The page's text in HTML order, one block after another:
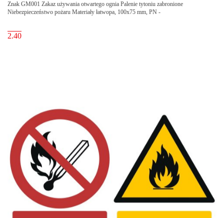
Znak GM001 Zakaz używania otwartego ognia Palenie tytoniu zabronione
Niebezpieczeństwo pożaru Materiały łatwopa, 100x75 mm, PN -
2.40